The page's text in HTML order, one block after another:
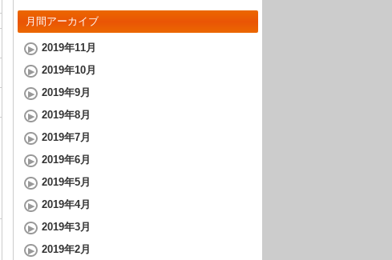
月間アーカイブ
2019年11月
2019年10月
2019年9月
2019年8月
2019年7月
2019年6月
2019年5月
2019年4月
2019年3月
2019年2月